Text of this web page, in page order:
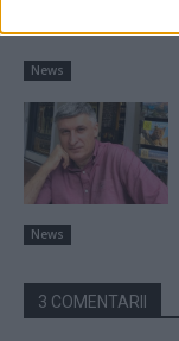
News
News
3 COMENTARII